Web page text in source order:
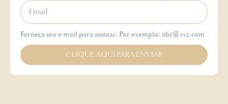
Forneça seu e-mail para assinar. Por exemplo: abc@xyz.com
CLIQUE AQUI PARA ENVIAR